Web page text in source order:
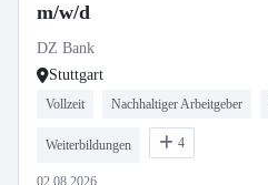
m/w/d
DZ Bank
Stuttgart
Vollzeit Nachhaltiger Arbeitgeber
Weiterbildungen 4
02.08.2026